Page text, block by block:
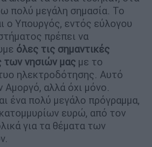
πολύ μεγάλη σημασία. Το
ο Υπουργός, εντός εύλογου
πρέπει να
όλες τις σημαντικές
των νησιών μας με το
ηλεκτροδότησης. Αυτό
Αμοργό, αλλά όχι μόνο.
ένα πολύ μεγάλο πρόγραμμα,
ευρώ, από τον
για τα θέματα των